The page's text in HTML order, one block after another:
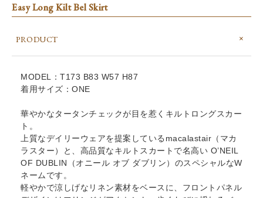
Easy Long Kilt Bel Skirt
PRODUCT
MODEL：T173 B83 W57 H87
着用サイズ：ONE
華やかなタータンチェックが目を惹くキルトロングスカー
ト。
上質なデイリーウェアを提案しているmacalastair（マカ
ラスター）と、高品質なキルトスカートで名高い O’NEIL
OF DUBLIN（オニール オブ ダブリン）のスペシャルなW
ネームです。
軽やかで涼しげなリネン素材をベースに、フロントパネル